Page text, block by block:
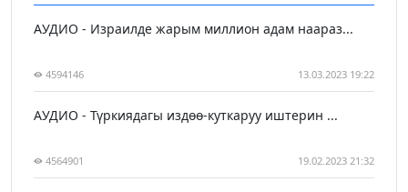
АУДИО - Израилде жарым миллион адам наараз...
4594146 13.03.2023 19:22
АУДИО - Түркиядагы издөө-куткаруу иштерин ...
4564901 19.02.2023 21:32